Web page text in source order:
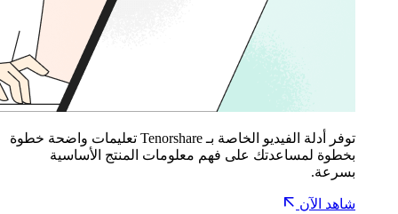
توفر أدلة الفيديو الخاصة بـ Tenorshare تعليمات واضحة خطوة
بخطوة لمساعدتك على فهم معلومات المنتج الأساسية
بسرعة.
شاهد الآن